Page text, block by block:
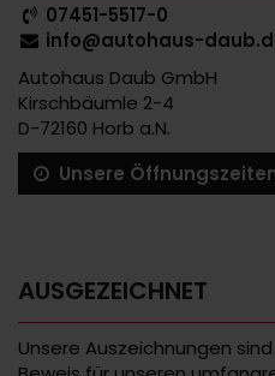
07451-5517-0
info@autohaus-
Autohaus Daub GmbH
Kirschbäumle 2-4
D-72160 Horb a.N.
Unsere
AUSGEZEICHNET
Unsere Auszeichnungen